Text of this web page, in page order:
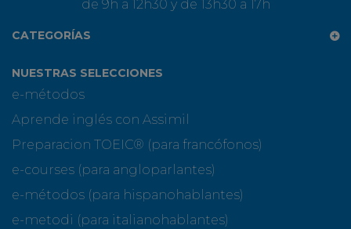
de 9h a 12h30 y de 13h30 a 17h
CATEGORÍAS
NUESTRAS SELECCIONES
e-métodos
Aprende inglés con Assimil
Preparacion TOEIC® (para francófonos)
e-courses (para angloparlantes)
e-métodos (para hispanohablantes)
e-metodi (para italianohablantes)